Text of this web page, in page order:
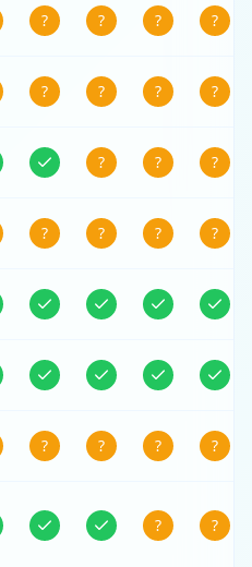
? ? ? ?
? ? ? ?
? ? ?
? ? ? ?
? ? ? ?
? ?